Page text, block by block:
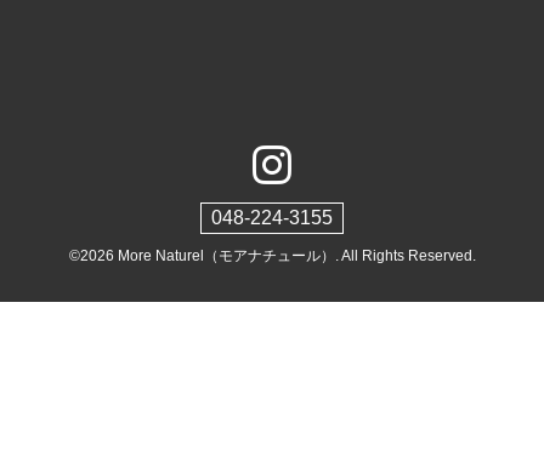
048-224-3155
©2026 More Naturel（モアナチュール） . All Rights Reserved.